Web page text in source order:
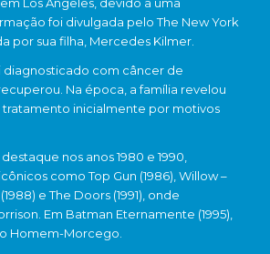
foi divulgada pelo The New York
por sua filha, Mercedes Kilmer.
diagnosticado com câncer de
Na época, a família revelou
tratamento inicialmente por motivos
nos anos 1980 e 1990,
como Top Gun (1986), Willow –
e The Doors (1991), onde
Em Batman Eternamente (1995),
Homem-Morcego.